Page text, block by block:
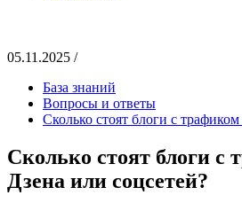
05.11.2025 /
База знаний
Вопросы и ответы
Сколько стоят блоги с
Сколько стоят блоги с
Дзена или соцсетей?